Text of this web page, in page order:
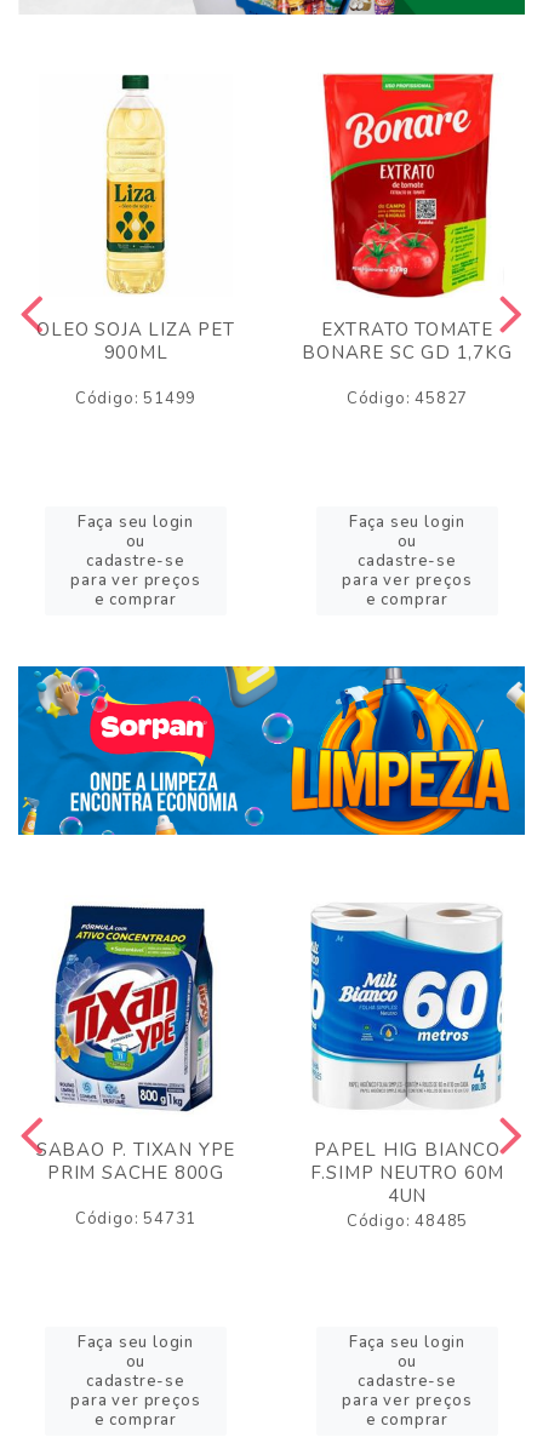
OLEO SOJA LIZA PET
900ML
Código: 51499
Faça seu login
ou
cadastre-se
para ver preços
e comprar
EXTRATO TOMATE
BONARE SC GD 1,7KG
Código: 45827
Faça seu login
ou
cadastre-se
para ver preços
e comprar
SABAO P. TIXAN YPE
PRIM SACHE 800G
Código: 54731
Faça seu login
ou
cadastre-se
para ver preços
e comprar
PAPEL HIG BIANCO
F.SIMP NEUTRO 60M
4UN
Código: 48485
Faça seu login
ou
cadastre-se
para ver preços
e comprar